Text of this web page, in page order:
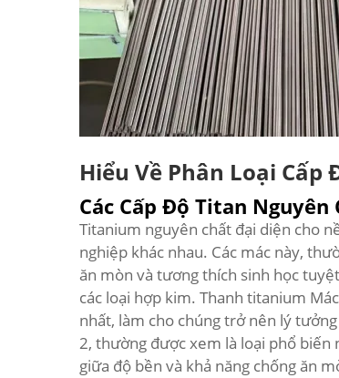
Hiểu Về Phân Loại Cấp
Các Cấp Độ Titan
Titanium nguyên chất đại diện cho
nghiệp khác nhau. Các mác này,
ăn mòn và tương thích sinh học
các loại hợp kim. Thanh titanium
nhất, làm cho chúng trở nên lý
2, thường được xem là loại phổ biến
giữa độ bền và khả năng chống ăn